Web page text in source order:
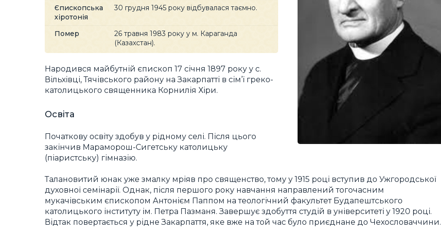
Єпископська
хіротонія
30 грудня 1945 року відбувалася таємно.
Помер
26 травня 1983 року у м. Караганда
(Казахстан).
Народився майбутній єпископ 17 січня 1897 року у с.
Вільхівці, Тячівського району на Закарпатті в сім’ї греко-
католицького священника Корнилія Хіри.
Освіта
Початкову освіту здобув у рідному селі. Після цього
закінчив Мараморош-Сигетську католицьку
(піаристську) гімназію.
Талановитий юнак уже змалку мріяв про священство, тому у 1915 році вступив до Ужгородської
духовної семінарії. Однак, після першого року навчання направлений тогочасним
мукачівським єпископом Антонієм Паппом на теологічний факультет Будапештського
католицького інституту ім. Петра Пазманя. Завершує здобуття студій в університеті у 1920 році.
Відтак повертається у рідне Закарпаття, яке вже на той час було приєднане до Чехословаччини.